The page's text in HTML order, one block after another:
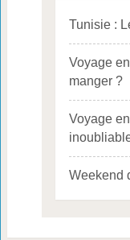
Tunisie :
Voyage
manger ?
Voyage
Weekend